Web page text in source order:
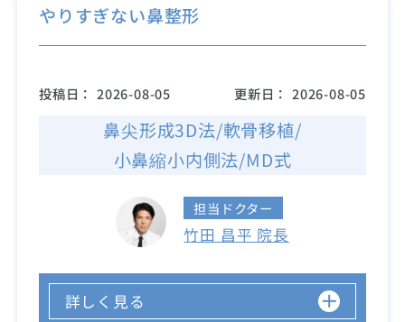
やりすぎない鼻整形
投稿日： 2026-08-05 更新日： 2026-08-05
鼻尖形成3D法/軟骨移植/
小鼻縮小内側法/MD式
担当ドクター
竹田 昌平 院長
詳しく見る